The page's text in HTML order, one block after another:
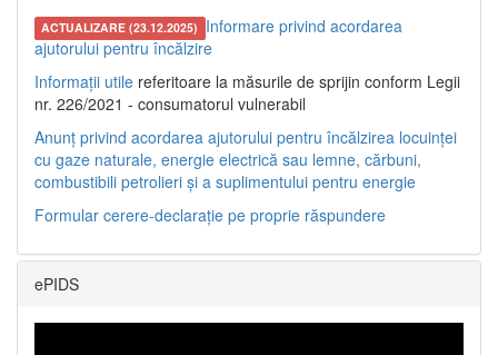
ACTUALIZARE (23.12.2025) Informare privind acordarea
ajutorului pentru încălzire
Informații utile referitoare la măsurile de sprijin conform Legii
nr. 226/2021 - consumatorul vulnerabil
Anunț privind acordarea ajutorului pentru încălzirea locuinței
cu gaze naturale, energie electrică sau lemne, cărbuni,
combustibili petrolieri și a suplimentului pentru energie
Formular cerere-declarație pe proprie răspundere
ePIDS